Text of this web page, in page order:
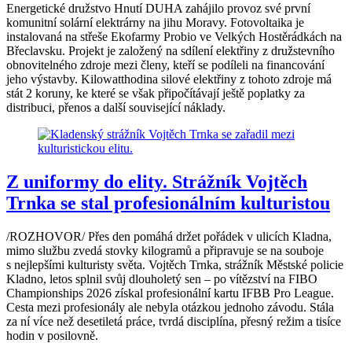
Energetické družstvo Hnutí DUHA zahájilo provoz své první
komunitní solární elektrárny na jihu Moravy. Fotovoltaika je
instalovaná na střeše Ekofarmy Probio ve Velkých Hostěrádkách na
Břeclavsku. Projekt je založený na sdílení elektřiny z družstevního
obnovitelného zdroje mezi členy, kteří se podíleli na financování
jeho výstavby. Kilowatthodina silové elektřiny z tohoto zdroje má
stát 2 koruny, ke které se však připočítávají ještě poplatky za
distribuci, přenos a další související náklady.
Z uniformy do elity. Strážník Vojtěch
Trnka se stal profesionálním kulturistou
/ROZHOVOR/ Přes den pomáhá držet pořádek v ulicích Kladna,
mimo službu zvedá stovky kilogramů a připravuje se na souboje
s nejlepšími kulturisty světa. Vojtěch Trnka, strážník Městské policie
Kladno, letos splnil svůj dlouholetý sen – po vítězství na FIBO
Championships 2026 získal profesionální kartu IFBB Pro League.
Cesta mezi profesionály ale nebyla otázkou jednoho závodu. Stála
za ní více než desetiletá práce, tvrdá disciplína, přesný režim a tisíce
hodin v posilovně.